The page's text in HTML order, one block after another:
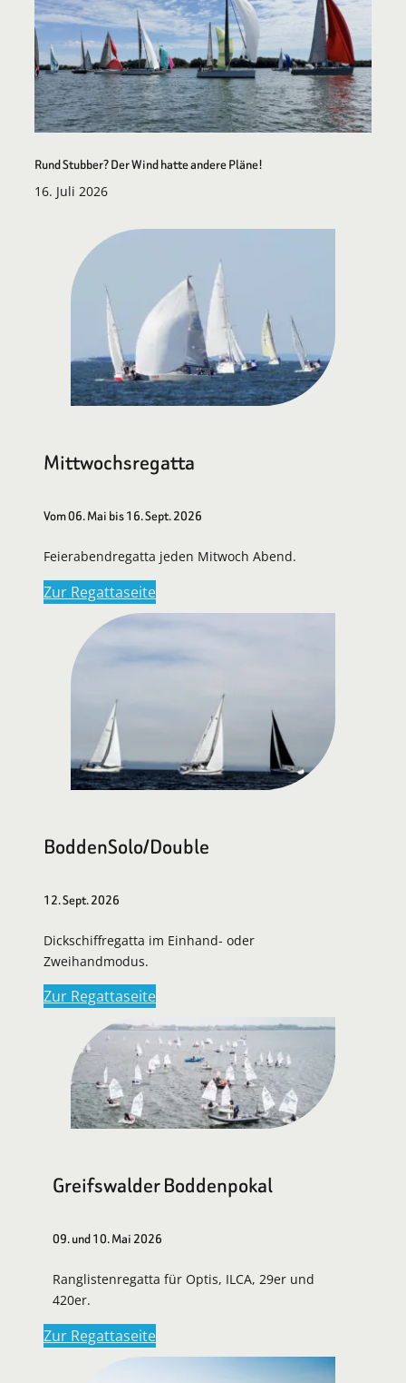
Rund Stubber? Der Wind hatte andere Pläne!
16. Juli 2026
Mittwochsregatta
Vom 06. Mai bis 16. Sept. 2026
Feierabendregatta jeden Mitwoch Abend.
Zur Regattaseite
BoddenSolo/Double
12. Sept. 2026
Dickschiffregatta im Einhand- oder
Zweihandmodus.
Zur Regattaseite
Greifswalder Boddenpokal
09. und 10. Mai 2026
Ranglistenregatta für Optis, ILCA, 29er und
420er.
Zur Regattaseite